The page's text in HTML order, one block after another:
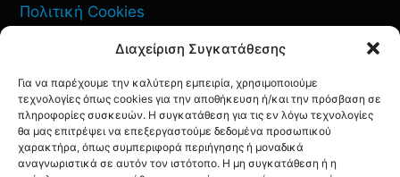
Διαχείριση Συγκατάθεσης
Για να παρέχουμε την καλύτερη εμπειρία, χρησιμοποιούμε
τεχνολογίες όπως cookies για την αποθήκευση ή/και την πρόσβαση σε
πληροφορίες συσκευών. Η συγκατάθεση για τις εν λόγω τεχνολογίες
θα μας επιτρέψει να επεξεργαστούμε δεδομένα προσωπικού
χαρακτήρα, όπως συμπεριφορά περιήγησης ή μοναδικά
αναγνωριστικά σε αυτόν τον ιστότοπο. Η μη συγκατάθεση ή η
Πολιτική Cookies
Πολιτική Απορρήτου